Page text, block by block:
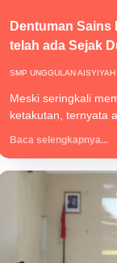
Dentuman Sains
telah ada Sejak
SMP UNGGULAN
Meski seringkali
ketakutan, ternyata
Baca selengkapnya...